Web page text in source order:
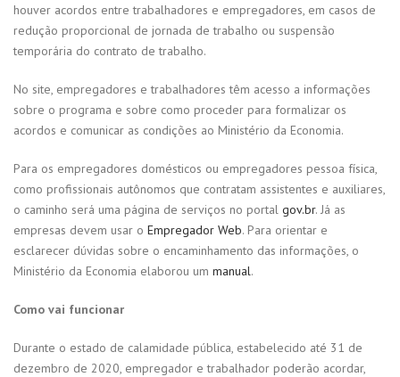
houver acordos entre trabalhadores e empregadores, em casos de
redução proporcional de jornada de trabalho ou suspensão
temporária do contrato de trabalho.
No site, empregadores e trabalhadores têm acesso a informações
sobre o programa e sobre como proceder para formalizar os
acordos e comunicar as condições ao Ministério da Economia.
Para os empregadores domésticos ou empregadores pessoa física,
como profissionais autônomos que contratam assistentes e auxiliares,
o caminho será uma página de serviços no portal gov.br. Já as
empresas devem usar o Empregador Web. Para orientar e
esclarecer dúvidas sobre o encaminhamento das informações, o
Ministério da Economia elaborou um manual.
Como vai funcionar
Durante o estado de calamidade pública, estabelecido até 31 de
dezembro de 2020, empregador e trabalhador poderão acordar,